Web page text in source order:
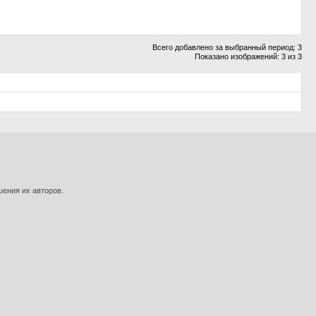
Всего добавлено за выбранный период: 3
Показано изображений: 3 из 3
их авторов.